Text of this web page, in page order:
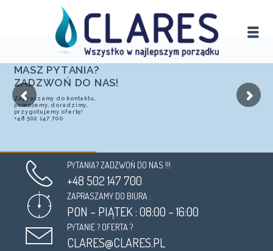
MASZ PYTANIA?
ZADZWOŃ DO NAS!
Zapraszamy do kontaktu,
pomożemy, doradzimy,
przygotujemy ofertę!
+48 502 147 700
PYTANIA? ZADZWOŃ DO NAS !!!
+48 502 147 700
ZAPRASZAMY DO BIURA :
PON – PIĄTEK : 08:00 – 16:00
PYTANIE ? OFERTA ?
CLARES@CLARES.PL